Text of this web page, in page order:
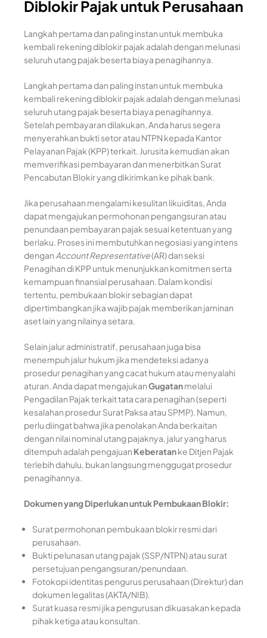
Diblokir Pajak untuk Perusahaan
Langkah pertama dan paling instan untuk membuka
kembali rekening diblokir pajak adalah dengan melunasi
seluruh utang pajak beserta biaya penagihannya.
Langkah pertama dan paling instan untuk membuka
kembali rekening diblokir pajak adalah dengan melunasi
seluruh utang pajak beserta biaya penagihannya.
Setelah pembayaran dilakukan, Anda harus segera
menyerahkan bukti setor atau NTPN kepada Kantor
Pelayanan Pajak (KPP) terkait. Jurusita kemudian akan
memverifikasi pembayaran dan menerbitkan Surat
Pencabutan Blokir yang dikirimkan ke pihak bank.
Jika perusahaan mengalami kesulitan likuiditas, Anda
dapat mengajukan permohonan pengangsuran atau
penundaan pembayaran pajak sesuai ketentuan yang
berlaku. Proses ini membutuhkan negosiasi yang intens
dengan Account Representative(AR) dan seksi
Penagihan di KPP untuk menunjukkan komitmen serta
kemampuan finansial perusahaan. Dalam kondisi
tertentu, pembukaan blokir sebagian dapat
dipertimbangkan jika wajib pajak memberikan jaminan
aset lain yang nilainya setara.
Selain jalur administratif, perusahaan juga bisa
menempuh jalur hukum jika mendeteksi adanya
prosedur penagihan yang cacat hukum atau menyalahi
aturan. Anda dapat mengajukanGugatanmelalui
Pengadilan Pajak terkait tata cara penagihan (seperti
kesalahan prosedur Surat Paksa atau SPMP). Namun,
perlu diingat bahwa jika penolakan Anda berkaitan
dengan nilai nominal utang pajaknya, jalur yang harus
ditempuh adalah pengajuan Keberatanke Ditjen Pajak
terlebih dahulu, bukan langsung menggugat prosedur
penagihannya.
Dokumen yang Diperlukan untuk Pembukaan Blokir:
Surat permohonan pembukaan blokir resmi dari
perusahaan.
Bukti pelunasan utang pajak (SSP/NTPN) atau surat
persetujuan pengangsuran/penundaan.
Fotokopi identitas pengurus perusahaan (Direktur) dan
dokumen legalitas (AKTA/NIB).
Surat kuasa resmi jika pengurusan dikuasakan kepada
pihak ketiga atau konsultan.